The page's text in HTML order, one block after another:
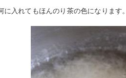
入れてもほんのり茶の色になります。